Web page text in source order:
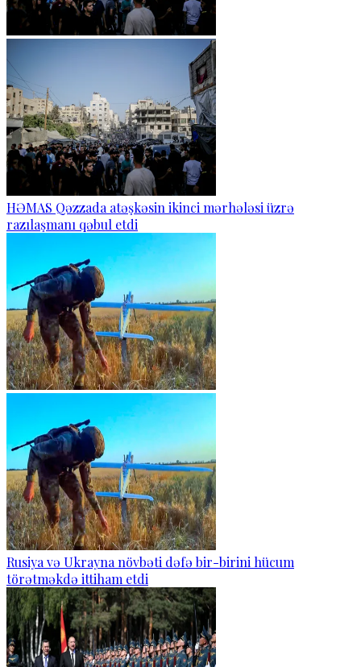
HƏMAS Qəzzada atəşkəsin ikinci mərhələsi üzrə
razılaşmanı qəbul etdi
Rusiya və Ukrayna növbəti dəfə bir-birini hücum
törətməkdə ittiham etdi